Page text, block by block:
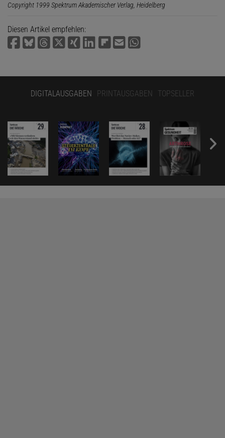
Copyright 1999 Spektrum Akademischer Verlag, Heidelberg
Diesen Artikel empfehlen:
DIGITALAUSGABEN PRINTAUSGABEN TOPSELLER